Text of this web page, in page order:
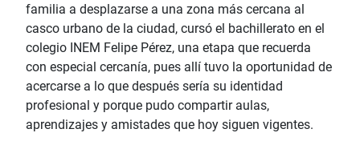
familia a desplazarse a una zona más cercana al
casco urbano de la ciudad, cursó el bachillerato en el
colegio INEM Felipe Pérez, una etapa que recuerda
con especial cercanía, pues allí tuvo la oportunidad de
acercarse a lo que después sería su identidad
profesional y porque pudo compartir aulas,
aprendizajes y amistades que hoy siguen vigentes.